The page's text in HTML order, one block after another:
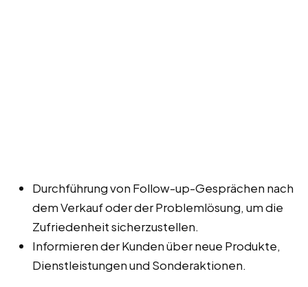
Durchführung von Follow-up-Gesprächen nach
dem Verkauf oder der Problemlösung, um die
Zufriedenheit sicherzustellen.
Informieren der Kunden über neue Produkte,
Dienstleistungen und Sonderaktionen.